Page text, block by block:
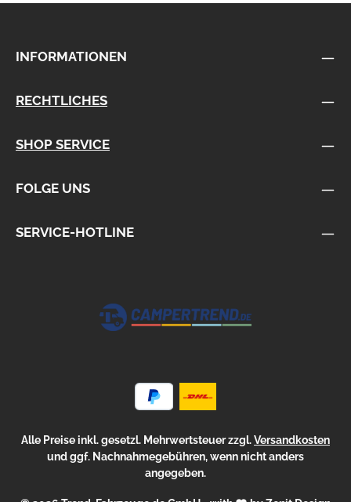
INFORMATIONEN
RECHTLICHES
SHOP SERVICE
FOLGE UNS
SERVICE-HOTLINE
Alle Preise inkl. gesetzl. Mehrwertsteuer zzgl.Versandkosten
und ggf. Nachnahmegebühren, wenn nicht anders
angegeben.